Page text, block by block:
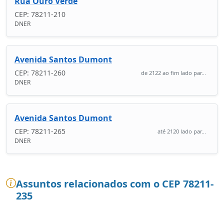
CEP: 78211-210
DNER
Avenida Santos Dumont
CEP: 78211-260 de 2122 ao fim lado par...
DNER
Avenida Santos Dumont
CEP: 78211-265 até 2120 lado par...
DNER
Assuntos relacionados com o CEP 78211-
235